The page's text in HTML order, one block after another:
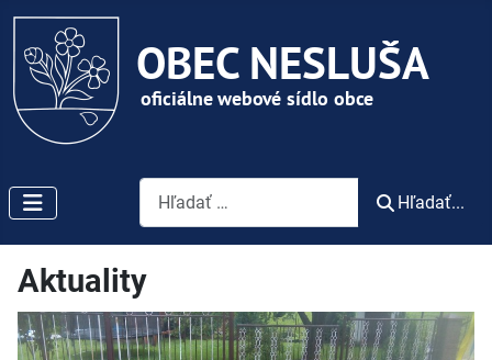
Vyhľadávanie
Hľadať...
Aktuality